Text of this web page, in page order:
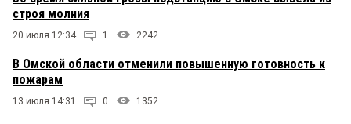
строя молния
20 июля 12:34 1 2242
В Омской области отменили повышенную готовность к
пожарам
13 июля 14:31 0 1352